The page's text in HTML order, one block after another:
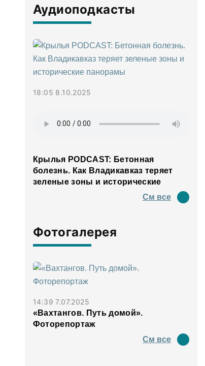
Аудиоподкасты
18:05 8.10.2025
Крылья PODCAST: Бетонная
болезнь. Как Владикавказ теряет
зеленые зоны и исторические
См все
Фотогалерея
14:39 7.07.2025
«Вахтангов. Путь домой».
Фоторепортаж
См все